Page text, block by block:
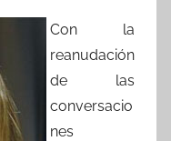
Con la
reanudación
de las
conversacio
nes